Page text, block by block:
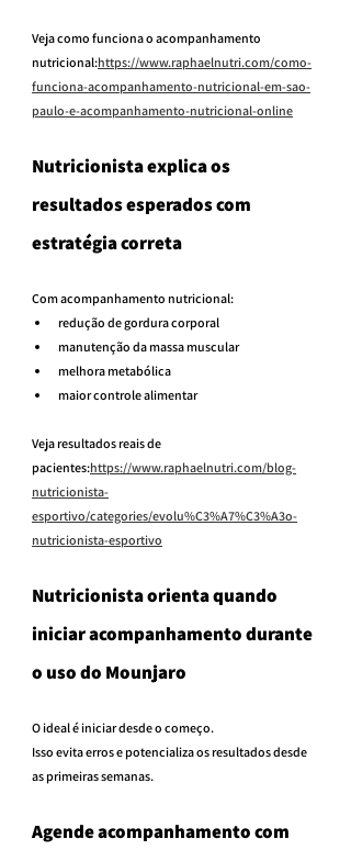
Veja como funciona o acompanhamento
nutricional:https://www.raphaelnutri.com/como-
funciona-acompanhamento-nutricional-em-sao-
paulo-e-acompanhamento-nutricional-online
Nutricionista explica os
resultados esperados com
estratégia correta
Com acompanhamento nutricional:
redução de gordura corporal
manutenção da massa muscular
melhora metabólica
maior controle alimentar
Veja resultados reais de
pacientes:https://www.raphaelnutri.com/blog-
nutricionista-
esportivo/categories/evolu%C3%A7%C3%A3o-
nutricionista-esportivo
Nutricionista orienta quando
iniciar acompanhamento durante
o uso do Mounjaro
O ideal é iniciar desde o começo.
Isso evita erros e potencializa os resultados desde
as primeiras semanas.
Agende acompanhamento com